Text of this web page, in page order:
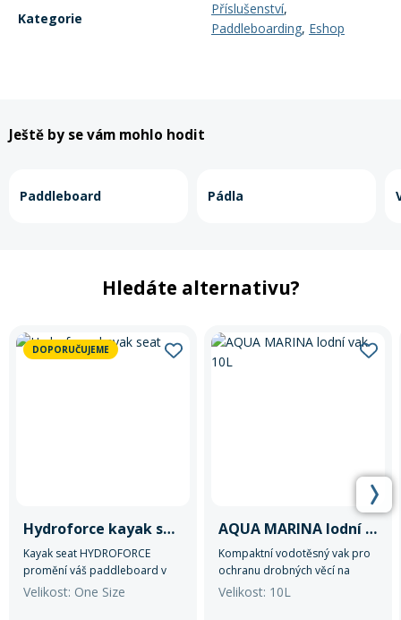
Kategorie
Příslušenství,
Paddleboarding, Eshop
Ještě by se vám mohlo hodit
Paddleboard Pádla
Hledáte alternativu?
DOPORUČUJEME
Hydroforce kayak seat
Kayak seat HYDROFORCE
promění váš paddleboard v
kajak.
Velikost: One Size
AQUA MARINA lodní vak 10L
Kompaktní vodotěsný vak pro
ochranu drobných věcí na
vodě i při outdoor aktivitách.
Velikost: 10L